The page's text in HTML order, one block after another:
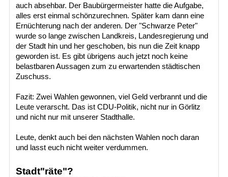
auch absehbar. Der Baubürgermeister hatte die Aufgabe,
alles erst einmal schönzurechnen. Später kam dann eine
Ernüchterung nach der anderen. Der "Schwarze Peter"
wurde so lange zwischen Landkreis, Landesregierung und
der Stadt hin und her geschoben, bis nun die Zeit knapp
geworden ist. Es gibt übrigens auch jetzt noch keine
belastbaren Aussagen zum zu erwartenden städtischen
Zuschuss.
Fazit: Zwei Wahlen gewonnen, viel Geld verbrannt und die
Leute verarscht. Das ist CDU-Politik, nicht nur in Görlitz
und nicht nur mit unserer Stadthalle.
Leute, denkt auch bei den nächsten Wahlen noch daran
und lasst euch nicht weiter verdummen.
Stadt"räte"?